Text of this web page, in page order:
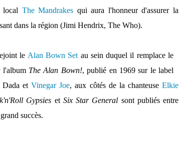
local The Mandrakes qui aura l'honneur d'assurer la
dans la région (Jimi Hendrix, The Who).
le Alan Bown Set au sein duquel il remplace le
l'album The Alan Bown!, publié en 1969 sur le label
Dada etVinegar Joe, aux côtés de la chanteuse Elkie
Gypsies et Six Star General sont publiés entre
succès.